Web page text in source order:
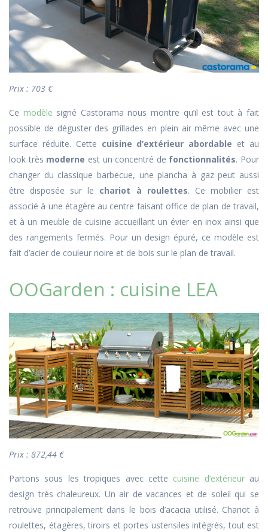
Prix : 703 €
Ce modèle signé Castorama nous montre qu’il est tout à fait
possible de déguster des grillades en plein air même avec une
surface réduite. Cette cuisine d’extérieur abordable et au
look très moderne est un concentré de fonctionnalités. Pour
changer du classique barbecue, une plancha à gaz peut aussi
être disposée sur le chariot à roulettes. Ce mobilier est
associé à une étagère au centre faisant office de plan de travail,
et à un meuble de cuisine accueillant un évier en inox ainsi que
des rangements fermés. Pour un design épuré, ce modèle est
fait d’acier de couleur noire et de bois sur le plan de travail.
OOGarden : cuisine LEA
Prix : 872,44 €
Partons sous les tropiques avec cette cuisine d’extérieurau
design très chaleureux. Un air de vacances et de soleil qui se
retrouve principalement dans le bois d’acacia utilisé. Chariot à
roulettes, étagères, tiroirs et portes ustensiles intégrés, tout est